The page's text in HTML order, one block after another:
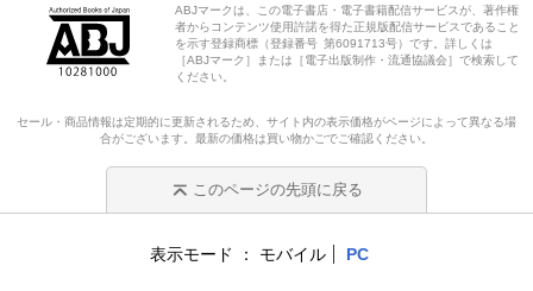
ABJマークは、この電子書店・電子書籍配信サービスが、著作権
者からコンテンツ使用許諾を得た正規版配信サービスであること
を示す登録商標（登録番号 第6091713号）です。詳しくは
［ABJマーク］または［電子出版制作・流通協議会］で検索して
ください。
セール・商品情報は定期的に更新されるため、サイト内の表示価格がページによって異なる場
合がございます。最新の価格は買い物かごでご確認ください。
このページの先頭に戻る
表示モード モバイル PC